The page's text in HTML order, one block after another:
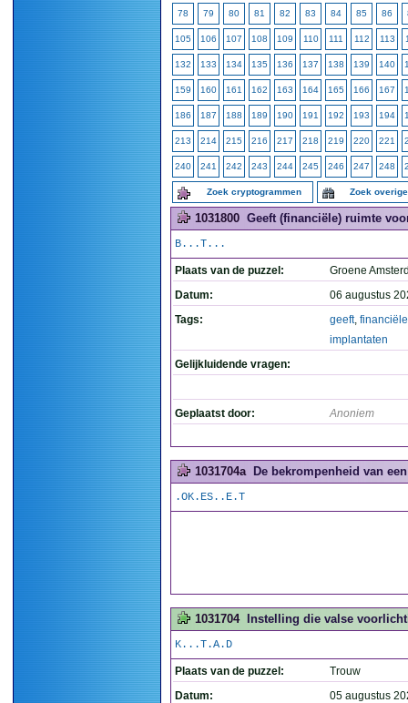
78 79 80 81 82 83 84 85 86
105 106 107 108 109 110 111 112 113
132 133 134 135 136 137 138 139 140
159 160 161 162 163 164 165 166 167
186 187 188 189 190 191 192 193 194
213 214 215 216 217 218 219 220 221
240 241 242 243 244 245 246 247 248
Zoek cryptogrammen Zoek
1031800 Geeft (financiële) ruimte
B...T...
Plaats van de puzzel:
Groene
Datum:
06 augustus
Tags:
geeft, financiële
implantaten
Gelijkluidende vragen:
Geplaatst door: Anoniem
1031704a De bekrompenheid van
.OK.ES..E.T
1031704 Instelling die valse
K...T.A.D
Plaats van de puzzel:
Trouw
Datum:
05 augustus